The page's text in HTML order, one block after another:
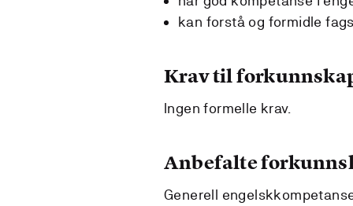
kan forstå og formidle
Krav til
Ingen formelle krav.
Anbefalte
Generell